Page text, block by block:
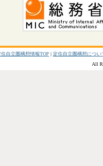
住自立圏構想情報TOP | 定住自立圏構想につい
All